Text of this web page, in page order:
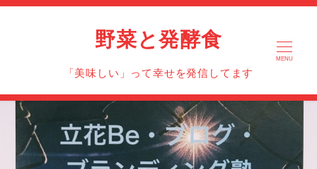
野菜と発酵食
「美味しい」って幸せを発信してます
MENU